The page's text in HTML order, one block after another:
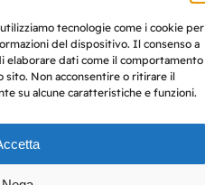
tecnologie come i cookie per
del dispositivo. Il consenso a
dati come il comportamento
sito. Non acconsentire o ritirare il
su alcune caratteristiche e funzioni.
38 del 25/9/2019.
sito sono forniti